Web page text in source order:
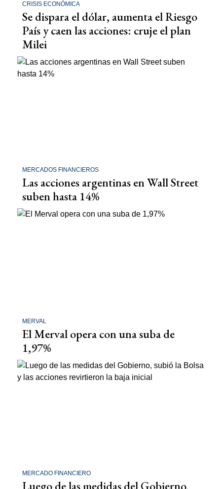
CRISIS ECONÓMICA
Se dispara el dólar, aumenta el Riesgo
País y caen las acciones: cruje el plan
Milei
MERCADOS FINANCIEROS
Las acciones argentinas en Wall Street
suben hasta 14%
MERVAL
El Merval opera con una suba de
1,97%
MERCADO FINANCIERO
Luego de las medidas del Gobierno,